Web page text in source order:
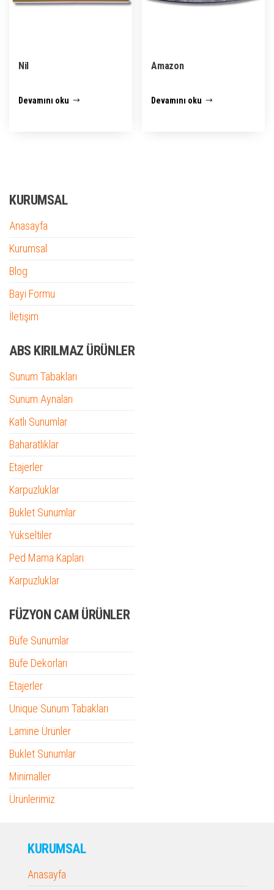
Nil
Devamını oku
Amazon
Devamını oku
KURUMSAL
Anasayfa
Kurumsal
Blog
Bayi Formu
İletişim
ABS KIRILMAZ ÜRÜNLER
Sunum Tabakları
Sunum Aynaları
Katlı Sunumlar
Baharatlıklar
Etajerler
Karpuzluklar
Buklet Sunumlar
Yükseltiler
Ped Mama Kapları
Karpuzluklar
FÜZYON CAM ÜRÜNLER
Büfe Sunumlar
Büfe Dekorları
Etajerler
Unique Sunum Tabakları
Lamine Ürünler
Buklet Sunumlar
Minimaller
Ürünlerimiz
KURUMSAL
Anasayfa